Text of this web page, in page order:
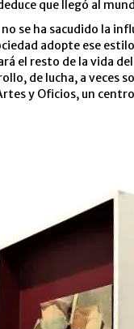
que llegó al
se ha sacudido la
adopte ese
el resto de la vida
de lucha, a
y Oficios, un